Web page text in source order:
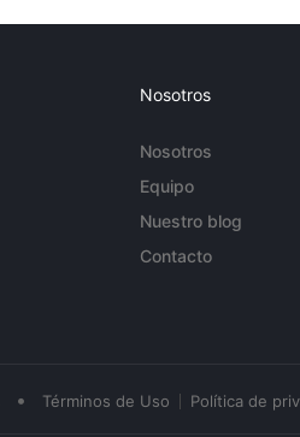
Nosotros
Nosotros
Equipo
Nuestro blog
Contacto
• Términos de Uso Política de